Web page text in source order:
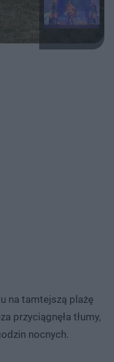
na tamtejszą plażę
przyciągnęła tłumy,
nocnych.